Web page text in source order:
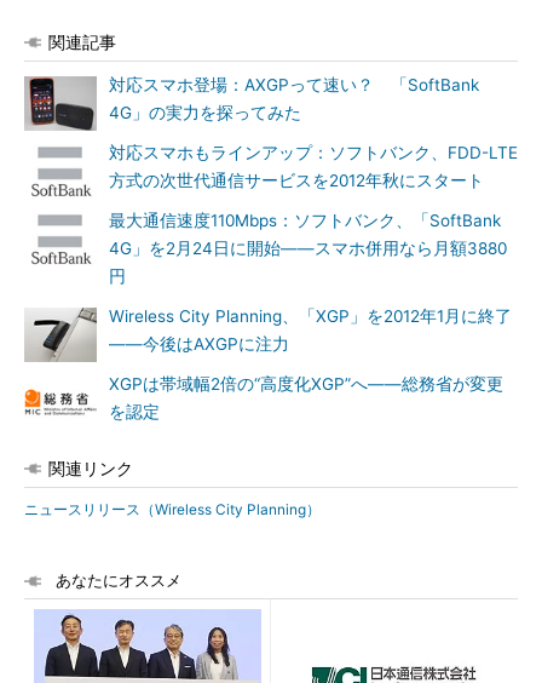
関連記事
対応スマホ登場：AXGPって速い？ 「SoftBank
4G」の実力を探ってみた
対応スマホもラインアップ：ソフトバンク、FDD-LTE
方式の次世代通信サービスを2012年秋にスタート
最大通信速度110Mbps：ソフトバンク、「SoftBank
4G」を2月24日に開始――スマホ併用なら月額3880
円
Wireless City Planning、「XGP」を2012年1月に終了
――今後はAXGPに注力
XGPは帯域幅2倍の“高度化XGP”へ――総務省が変更
を認定
関連リンク
ニュースリリース（Wireless City Planning）
あなたにオススメ